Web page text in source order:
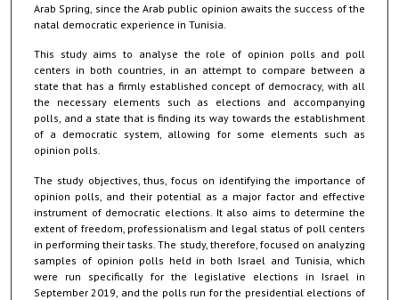
Arab Spring, since the Arab public opinion awaits the success of the
natal democratic experience in Tunisia.
This study aims to analyse the role of opinion polls and poll
centers in both countries, in an attempt to compare between a
state that has a firmly established concept of democracy, with all
the necessary elements such as elections and accompanying
polls, and a state that is finding its way towards the establishment
of a democratic system, allowing for some elements such as
opinion polls.
The study objectives, thus, focus on identifying the importance of
opinion polls, and their potential as a major factor and effective
instrument of democratic elections. It also aims to determine the
extent of freedom, professionalism and legal status of poll centers
in performing their tasks. The study, therefore, focused on analyzing
samples of opinion polls held in both Israel and Tunisia, which
were run specifically for the legislative elections in Israel in
September 2019, and the polls run for the presidential elections of